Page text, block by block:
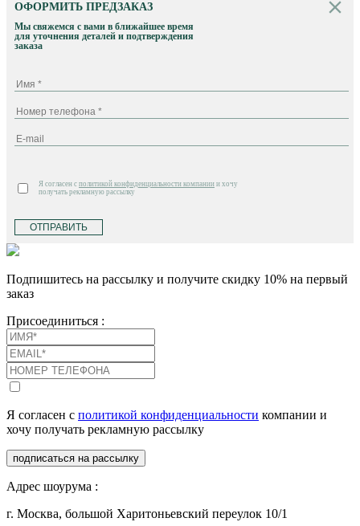
ОФОРМИТЬ ПРЕДЗАКАЗ
Мы свяжемся с вами в ближайшее время
для уточнения деталей и подтверждения
заказа
Я согласен с политикой конфиденциальности компании и хочу
получать рекламную рассылку
ОТПРАВИТЬ
Подпишитесь на рассылку и получите скидку 10% на первый
заказ
Присоединиться :
Я согласен с политикой конфиденциальности компании и
хочу получать рекламную рассылку
подписаться на рассылку
Адрес шоурума :
г. Москва, большой Харитоньевский переулок 10/1